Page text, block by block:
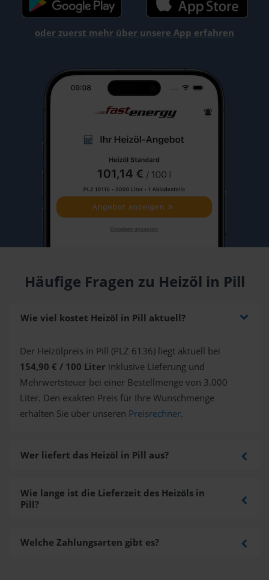
oder zuerst mehr über unsere App erfahren
Häufige Fragen zu Heizöl in Pill
Wie viel kostet Heizöl in Pill aktuell?
Der Heizölpreis in Pill (PLZ 6136) liegt aktuell bei
154,90 € / 100 Liter inklusive Lieferung und
Mehrwertsteuer bei einer Bestellmenge von 3.000
Liter. Den exakten Preis für Ihre Wunschmenge
erhalten Sie über unseren Preisrechner.
Wer liefert das Heizöl in Pill aus?
Wie lange ist die Lieferzeit des Heizöls in
Pill?
Welche Zahlungsarten gibt es?